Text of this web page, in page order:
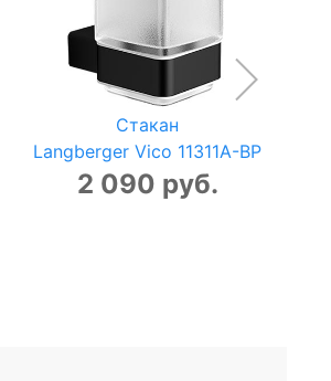
Стакан
Langberger Vico 11311A-BP
2 090 руб.